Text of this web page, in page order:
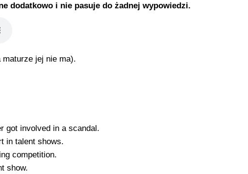
dodatkowo i nie pasuje do żadnej wypowiedzi.
jej nie ma).
got involved in a scandal.
in talent shows.
competition.
show.